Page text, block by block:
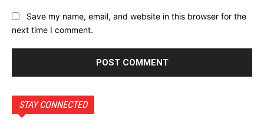
Save my name, email, and website in this browser for the
next time I comment.
STAY CONNECTED